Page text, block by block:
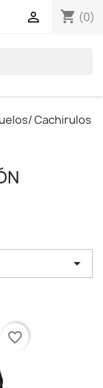
shopping_cart (0)

Cachirulos

favorite_border